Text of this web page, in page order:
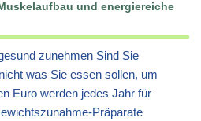
und energiereiche
zunehmen Sind Sie
was Sie essen sollen, um
Euro werden jedes Jahr für
Präparate